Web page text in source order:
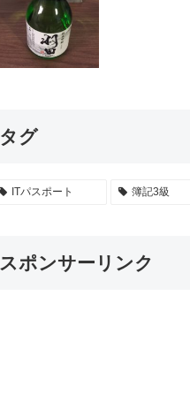
タグ
ITパスポート 簿記3級
スポンサーリンク